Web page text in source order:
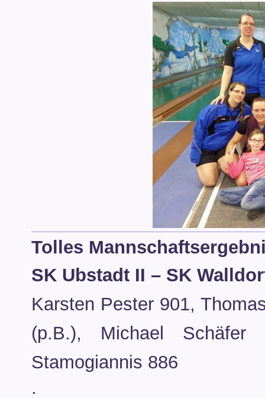
Tolles
SK Ubstadt II – SK
Karsten Pester 901,
(p.B.), Michael
Stamogiannis 886
.